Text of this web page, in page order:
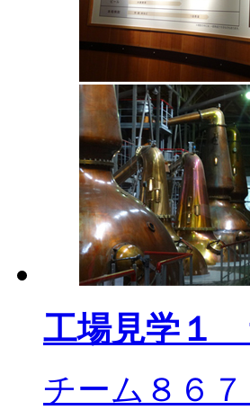
工場見学１
チーム８６